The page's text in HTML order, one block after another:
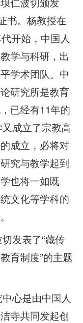
书。杨教授在
开始，中国人
学与科研，出
学术团队。中
研究所是教育
已经有11年的
成立了宗教高
成立，必将对
究与教学起到
也将一如既
文化等学科的
发表了“藏传
育制度”的主题
心是由中国人
寺共同发起创